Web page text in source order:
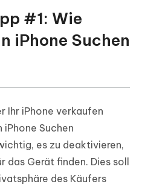
#1: Wie
iPhone Suchen
Ihr iPhone verkaufen
iPhone Suchen
es zu deaktivieren,
das Gerät finden. Dies soll
des Käufers